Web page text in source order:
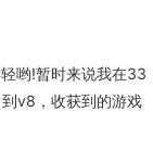
哟!暂时来说我在33
v8，收获到的游戏